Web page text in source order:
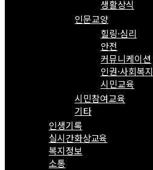
생활상식
인문교양
힐링·심리
안전
커뮤니케이션
인권·사회복지
시민교육
시민참여교육
기타
인생기록
실시간화상교육
복지정보
소통